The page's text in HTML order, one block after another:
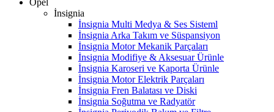
Opel
İnsignia
İnsignia Multi Medya & Ses Sisteml
İnsignia Arka Takım ve Süspansiyon
İnsignia Motor Mekanik Parçaları
İnsignia Modifiye & Aksesuar Ürünle
İnsignia Karoseri ve Kaporta Ürünle
İnsignia Motor Elektrik Parçaları
İnsignia Fren Balatası ve Diski
İnsignia Soğutma ve Radyatör